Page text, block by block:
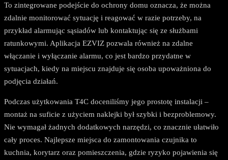
To zintegrowane podejście do ochrony domu oznacza, że można
zdalnie monitorować sytuację i reagować w razie potrzeby, na
przykład alarmując sąsiadów lub kontaktując się ze służbami
ratunkowymi. Aplikacja EZVIZ pozwala również na zdalne
włączanie i wyłączanie alarmu, co jest bardzo przydatne w
sytuacjach, kiedy na miejscu znajduje się osoba upoważniona do
podjęcia działań.
Podczas użytkowania T4C doceniliśmy jego prostotę instalacji –
montaż na suficie z użyciem naklejki był szybki i bezproblemowy.
Nie wymagał żadnych dodatkowych narzędzi, co znacznie ułatwiło
cały proces. Najlepsze miejsca do zamontowania czujnika to
kuchnia, korytarz oraz pomieszczenia, gdzie ryzyko pojawienia się